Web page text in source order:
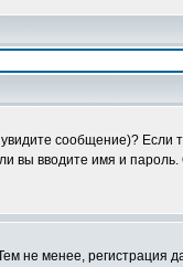
сообщение)? Если
вы вводите имя и
не менее, регистрация